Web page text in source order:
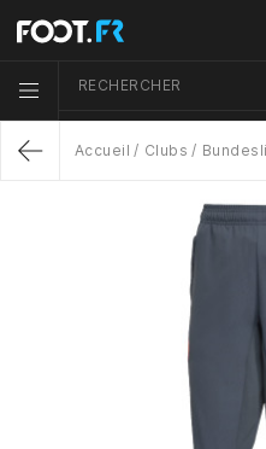
Menu list icon
RECHERCHER
Accueil Clubs